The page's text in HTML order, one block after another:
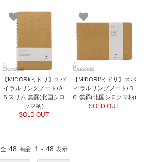
【MIDORI/ミドリ】スパ
イラルリングノート/Ａ
５スリム 無罫(北国シロ
クマ柄)
SOLD OUT
【MIDORI/ミドリ】スパ
イラルリングノート/Ｂ
６ 無罫(北国シロクマ柄)
SOLD OUT
全 48 商品 1 - 48 表示